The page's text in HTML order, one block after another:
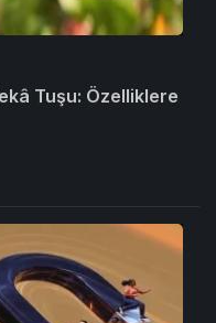
Tuşu: Özelliklere